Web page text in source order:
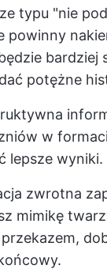
typu "nie
powinny
potężne
w
lepsze wyniki.
zwrotna
mimikę